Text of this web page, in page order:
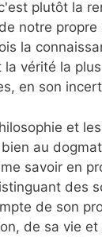
plutôt la
notre propre
la
vérité la
en son
et
au
savoir en
des
de son
de sa vie et